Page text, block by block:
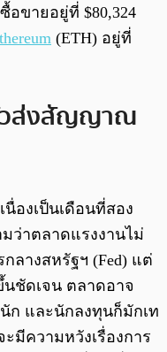
อขายอยู่ที่ $80,324
(ETH) อยู่ที่
วส่งสัญญาณ
นื่องเป็นเดือนที่สอง
ว่าตลาดแรงงานไม่
ลางสหรัฐฯ (Fed) แต่
นชัดเจน ตลาดอาจ
ก และนักลงทุนก็มักเท
มีความหวังเรื่องการ